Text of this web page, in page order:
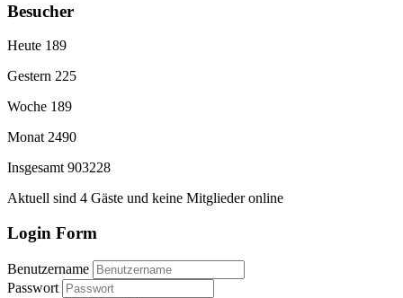
Besucher
Heute 189
Gestern 225
Woche 189
Monat 2490
Insgesamt 903228
Aktuell sind 4 Gäste und keine Mitglieder online
Login Form
Benutzername
Passwort